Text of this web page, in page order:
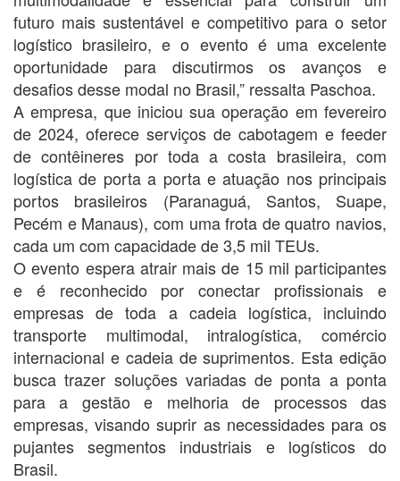
futuro mais sustentável e competitivo para o setor
logístico brasileiro, e o evento é uma excelente
oportunidade para discutirmos os avanços e
desafios desse modal no Brasil,” ressalta Paschoa.
A empresa, que iniciou sua operação em fevereiro
de 2024, oferece serviços de cabotagem e feeder
de contêineres por toda a costa brasileira, com
logística de porta a porta e atuação nos principais
portos brasileiros (Paranaguá, Santos, Suape,
Pecém e Manaus), com uma frota de quatro navios,
cada um com capacidade de 3,5 mil TEUs.
O evento espera atrair mais de 15 mil participantes
e é reconhecido por conectar profissionais e
empresas de toda a cadeia logística, incluindo
transporte multimodal, intralogística, comércio
internacional e cadeia de suprimentos. Esta edição
busca trazer soluções variadas de ponta a ponta
para a gestão e melhoria de processos das
empresas, visando suprir as necessidades para os
pujantes segmentos industriais e logísticos do
Brasil.